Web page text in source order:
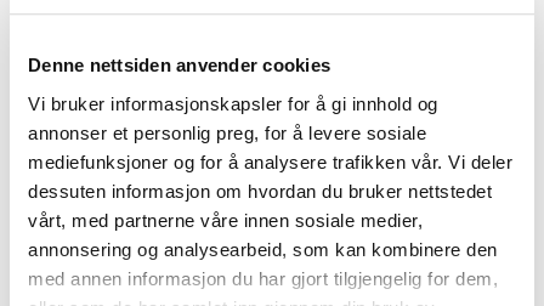
Denne nettsiden anvender cookies
Vi bruker informasjonskapsler for å gi innhold og
annonser et personlig preg, for å levere sosiale
mediefunksjoner og for å analysere trafikken vår. Vi deler
dessuten informasjon om hvordan du bruker nettstedet
vårt, med partnerne våre innen sosiale medier,
annonsering og analysearbeid, som kan kombinere den
med annen informasjon du har gjort tilgjengelig for dem,
utendørstrening eller når du sitter på b...Les mer.
Utgående klubbprodukt på tilbud så langt lageret rekker. Ny utgave vil bli
Størrelse
STØRRELSE